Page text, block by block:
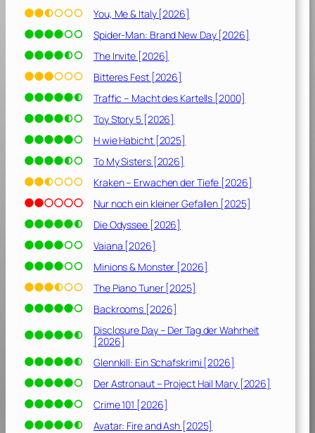
You, Me & Italy [2026]
Spider-Man: Brand New Day [2026]
The Invite [2026]
Bitteres Fest [2026]
Traffic – Macht des Kartells [2000]
Toy Story 5 [2026]
H wie Habicht [2025]
To My Sisters [2026]
Kraken – Erwachen der Tiefe [2026]
Nur noch ein kleiner Gefallen [2025]
Die Odyssee [2026]
Vaiana [2026]
Minions & Monster [2026]
The Piano Tuner [2025]
Backrooms [2026]
Disclosure Day – Der Tag der Wahrheit
[2026]
Glennkill: Ein Schafskrimi [2026]
Der Astronaut – Project Hail Mary [2026]
Crime 101 [2026]
Avatar: Fire and Ash [2025]